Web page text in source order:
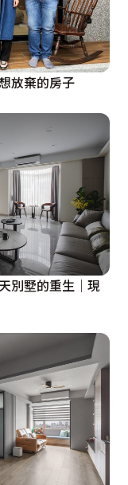
南
活
放棄的房子
別墅的重生│現